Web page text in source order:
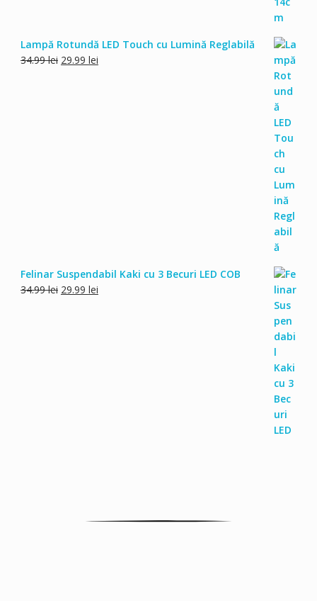
Lampă Rotundă LED Touch cu Lumină Reglabilă
34.99lei Prețul
29.99 leiPrețul
Felinar Suspendabil Kaki cu 3 Becuri LED COB
34.99lei Prețul
29.99 leiPrețul